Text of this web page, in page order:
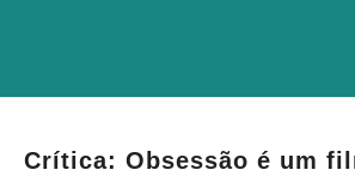
Crítica: Obsessão é um